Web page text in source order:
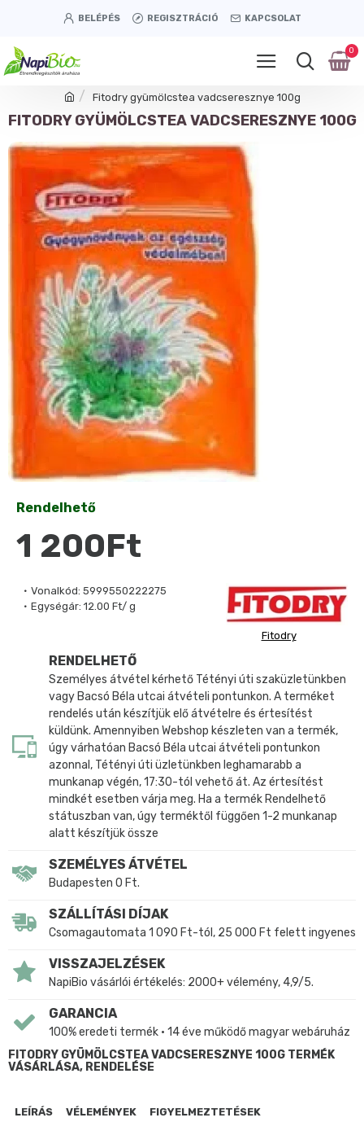
BELÉPÉS REGISZTRÁCIÓ KAPCSOLAT
0
Fitodry gyümölcstea vadcseresznye 100g
FITODRY GYÜMÖLCSTEA VADCSERESZNYE 100G
Vonalkód: 5999550222275
Egységár: 12.00 Ft/ g
Fitodry
Rendelhető
1 200Ft
RENDELHETŐ
Személyes átvétel kérhető Tétényi úti szaküzletünkben
vagy Bacsó Béla utcai átvételi pontunkon. A terméket
rendelés után készítjük elő átvételre és értesítést
küldünk. Amennyiben Webshop készleten van a termék,
úgy várhatóan Bacsó Béla utcai átvételi pontunkon
azonnal, Tétényi úti üzletünkben leghamarabb a
munkanap végén, 17:30-tól vehető át. Az értesítést
mindkét esetben várja meg. Ha a termék Rendelhető
státuszban van, úgy terméktől függően 1-2 munkanap
alatt készítjük össze
SZEMÉLYES ÁTVÉTEL
Budapesten 0 Ft.
SZÁLLÍTÁSI DÍJAK
Csomagautomata 1 090 Ft-tól, 25 000 Ft felett ingyenes
VISSZAJELZÉSEK
NapiBio vásárlói értékelés: 2000+ vélemény, 4,9/5.
GARANCIA
100% eredeti termék • 14 éve működő magyar webáruház
FITODRY GYÜMÖLCSTEA VADCSERESZNYE 100G TERMÉK
VÁSÁRLÁSA, RENDELÉSE
LEÍRÁS VÉLEMÉNYEK FIGYELMEZTETÉSEK